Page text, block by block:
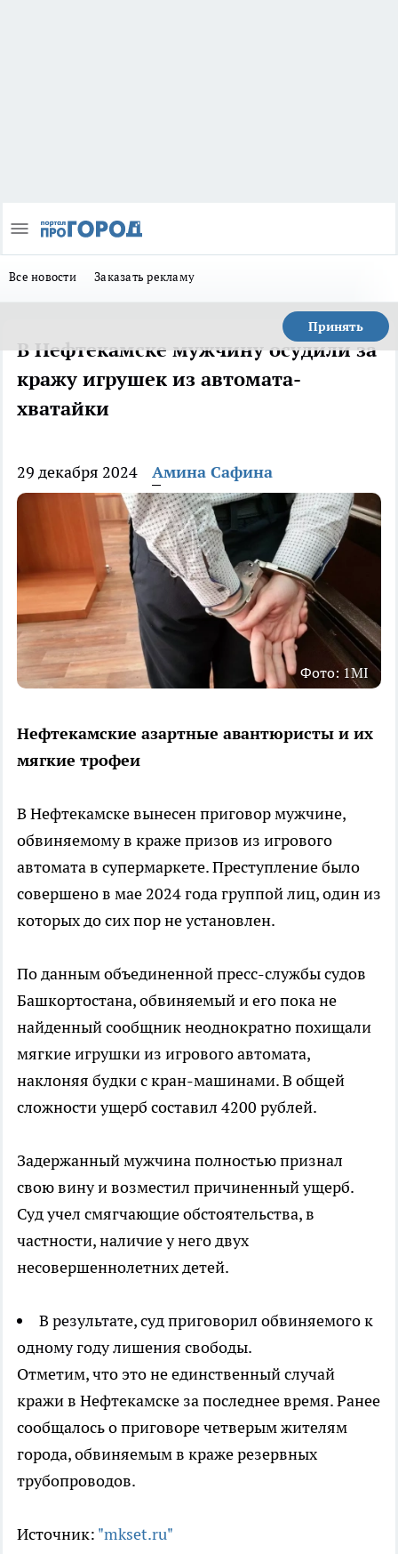
Все новости Заказать рекламу
Принять
В Нефтекамске мужчину осудили за
кражу игрушек из автомата-
хватайки
29 декабря 2024 Амина Сафина
Фото: 1MI
Нефтекамские азартные авантюристы и их
мягкие трофеи
В Нефтекамске вынесен приговор мужчине,
обвиняемому в краже призов из игрового
автомата в супермаркете. Преступление было
совершено в мае 2024 года группой лиц, один из
которых до сих пор не установлен.
По данным объединенной пресс-службы судов
Башкортостана, обвиняемый и его пока не
найденный сообщник неоднократно похищали
мягкие игрушки из игрового автомата,
наклоняя будки с кран-машинами. В общей
сложности ущерб составил 4200 рублей.
Задержанный мужчина полностью признал
свою вину и возместил причиненный ущерб.
Суд учел смягчающие обстоятельства, в
частности, наличие у него двух
несовершеннолетних детей.
В результате, суд приговорил обвиняемого к
одному году лишения свободы.
Отметим, что это не единственный случай
кражи в Нефтекамске за последнее время. Ранее
сообщалось о приговоре четверым жителям
города, обвиняемым в краже резервных
трубопроводов.
Источник: "mkset.ru"